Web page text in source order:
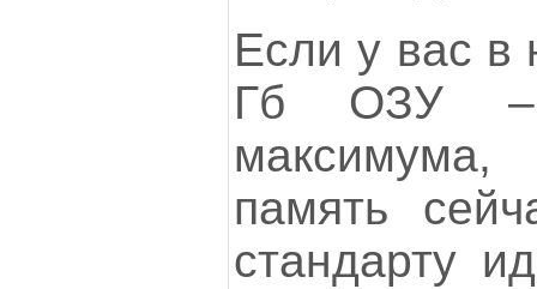
Если у вас в
Гб ОЗУ –
память
стандарту